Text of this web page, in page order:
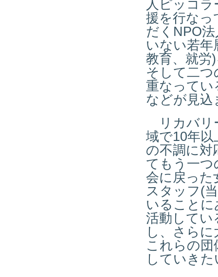
人ピッコ
援を行なっ
だくNPO
いない若年
教育、就労
そして二
重なってい
などが見込
リカバリ
域で10年
の不調に対
てもう一つ
会に戻った
スタッフ(
いることに
活動してい
し、さら
これらの
していき